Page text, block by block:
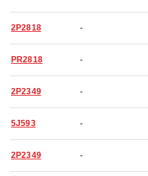
2P2818 -
PR2818 -
2P2349 -
5J593 -
2P2349 -